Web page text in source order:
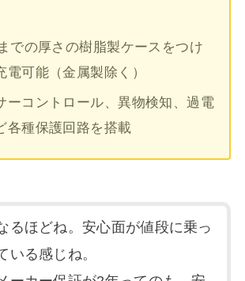
での厚さの樹脂製ケースをつけ
電可能（金属製除く）
ーコントロール、異物検知、過電
各種保護回路を搭載
るほどね。安心面が値段に乗っ
いる感じね。